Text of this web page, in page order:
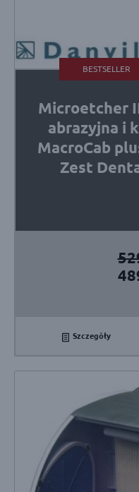
Microetcher
abrazyjna i
MacroCab
Zest
BESTSELLER
Szczegóły